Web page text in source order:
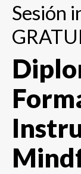
Sesión